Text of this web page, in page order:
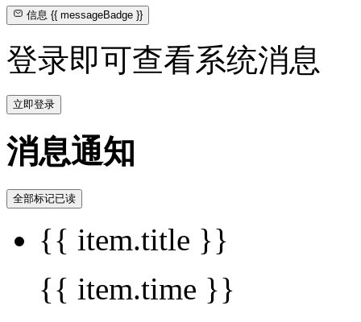
信息{{ messageBadge }}
登录即可查看系统消息
立即登录
消息通知
全部标记已读
{{ item.title }}
{{ item.time }}